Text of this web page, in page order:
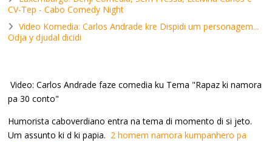
CV-Tep - Cabo Comedy Night
Video Komedia: Carlos Andrade kre Dispidi um personagem...
Odja y djudal dicidi
Video: Carlos Andrade faze comedia ku Tema "Rapaz ki namora
pa 30 conto"
Humorista caboverdiano entra na tema di momento di si jeto.
Um assunto ki d ki papia. 2 homem namora kumpanhero pa